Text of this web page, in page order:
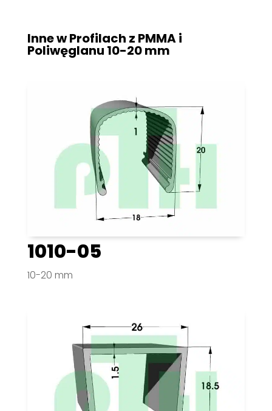
Inne w Profilach z PMMA i
Poliwęglanu 10-20 mm
1010-05
10-20 mm